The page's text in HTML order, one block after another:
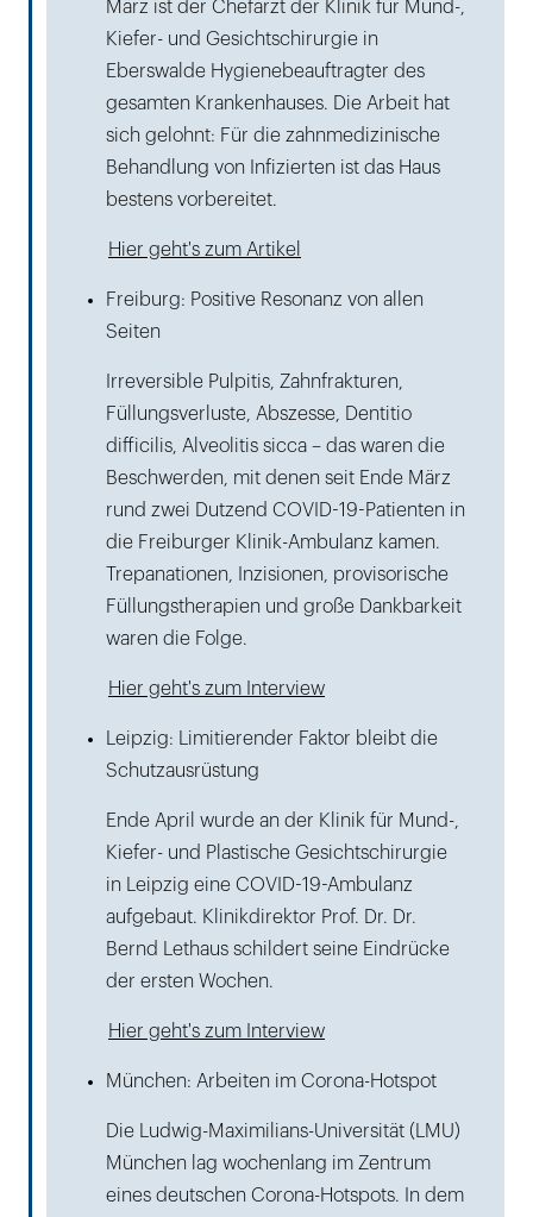
März ist der Chefarzt der Klinik für Mund-,
Kiefer- und Gesichtschirurgie in
Eberswalde Hygienebeauftragter des
gesamten Krankenhauses. Die Arbeit hat
sich gelohnt: Für die zahnmedizinische
Behandlung von Infizierten ist das Haus
bestens vorbereitet.
Hier geht's zum Artikel
Freiburg: Positive Resonanz von allen
Seiten
Irreversible Pulpitis, Zahnfrakturen,
Füllungsverluste, Abszesse, Dentitio
difficilis, Alveolitis sicca – das waren die
Beschwerden, mit denen seit Ende März
rund zwei Dutzend COVID-19-Patienten in
die Freiburger Klinik-Ambulanz kamen.
Trepanationen, Inzisionen, provisorische
Füllungstherapien und große Dankbarkeit
waren die Folge.
Hier geht's zum Interview
Leipzig: Limitierender Faktor bleibt die
Schutzausrüstung
Ende April wurde an der Klinik für Mund-,
Kiefer- und Plastische Gesichtschirurgie
in Leipzig eine COVID-19-Ambulanz
aufgebaut. Klinikdirektor Prof. Dr. Dr.
Bernd Lethaus schildert seine Eindrücke
der ersten Wochen.
Hier geht's zum Interview
München: Arbeiten im Corona-Hotspot
Die Ludwig-Maximilians-Universität (LMU)
München lag wochenlang im Zentrum
eines deutschen Corona-Hotspots. In dem